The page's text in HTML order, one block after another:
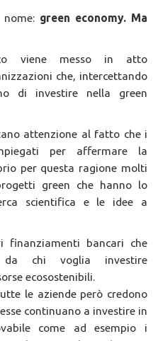
green economy. Ma
viene messo in atto
che, intercettando
di investire nella green
attenzione al fatto che i
per affermare la
per questa ragione molti
green che hanno lo
scientifica e le idee a
finanziamenti bancari che
da chi voglia investire
ecosostenibili.
le aziende però credono
continuano a investire in
come ad esempio i